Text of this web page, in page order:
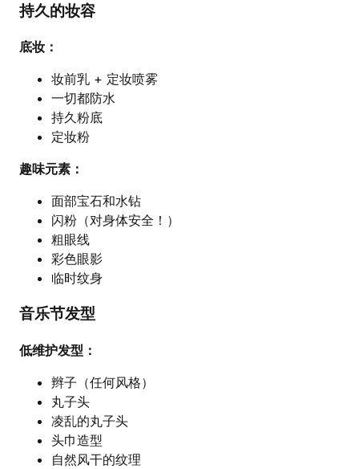
持久的妆容
底妆：
妆前乳 + 定妆喷雾
一切都防水
持久粉底
定妆粉
趣味元素：
面部宝石和水钻
闪粉（对身体安全！）
粗眼线
彩色眼影
临时纹身
音乐节发型
低维护发型：
辫子（任何风格）
丸子头
凌乱的丸子头
头巾造型
自然风干的纹理